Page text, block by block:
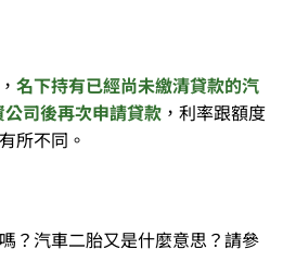
名下持有已經尚未繳清貸款的汽
司後再次申請貸款 ，利率跟額度
所不同。
？汽車二胎又是什麼意思？請參